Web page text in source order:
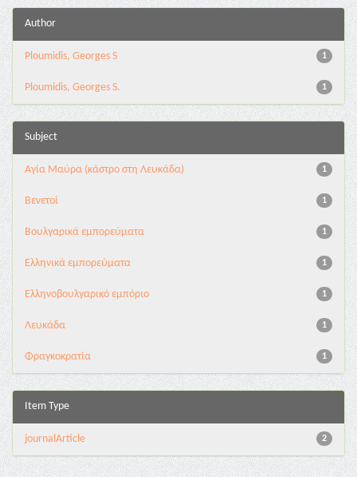
Author
1
Ploumidis, Georges S
1
Ploumidis, Georges S.
Subject
1
Αγία Μαύρα (κάστρο στη Λευκάδα)
1
Βενετοί
1
Βουλγαρικά εμπορεύματα
1
Ελληνικά εμπορεύματα
1
Ελληνοβουλγαρικό εμπόριο
1
Λευκάδα
1
Φραγκοκρατία
Item Type
2
journalArticle